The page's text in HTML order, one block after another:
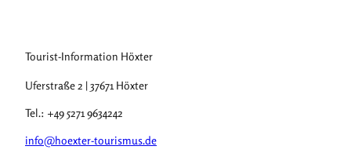
Tourist-Information Höxter
Uferstraße 2 | 37671 Höxter
Tel.: +49 5271 9634242
info@hoexter-tourismus.de